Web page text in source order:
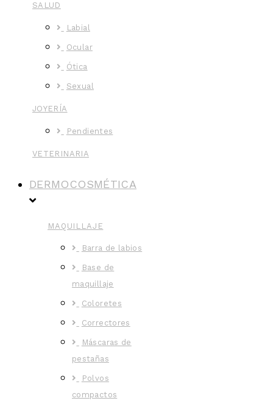
SALUD
Labial
Ocular
Ótica
Sexual
JOYERÍA
Pendientes
VETERINARIA
DERMOCOSMÉTICA
MAQUILLAJE
Barra de labios
Base de
maquillaje
Coloretes
Correctores
Máscaras de
pestañas
Polvos
compactos